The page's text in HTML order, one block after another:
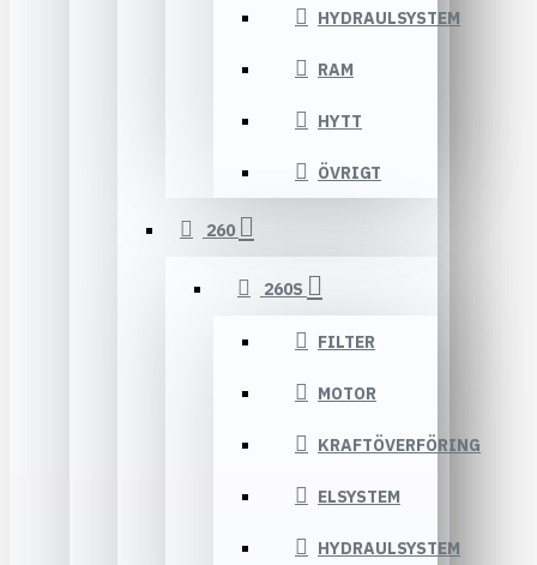
HYDRAULSYSTEM
RAM
HYTT
ÖVRIGT
260
260S
FILTER
MOTOR
KRAFTÖVERFÖRING
ELSYSTEM
HYDRAULSYSTEM